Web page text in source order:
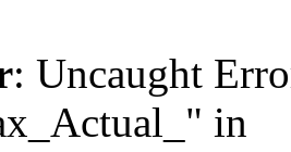
: Uncaught
in